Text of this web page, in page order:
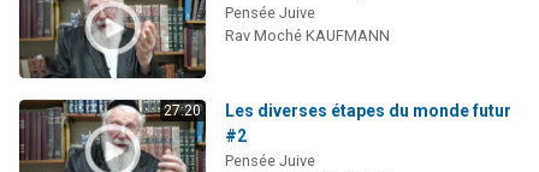
Pensée Juive
Rav Moché KAUFMANN
27:20
Les diverses étapes du monde futur
#2
Pensée Juive